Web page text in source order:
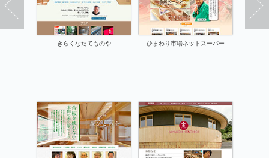
きらくなたてものや ひまわり市場ネットスーパー